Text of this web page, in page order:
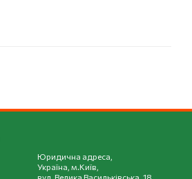
Юридична адреса,
Україна, м.Київ,